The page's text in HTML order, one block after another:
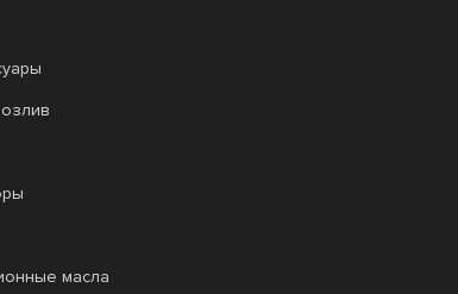
масла